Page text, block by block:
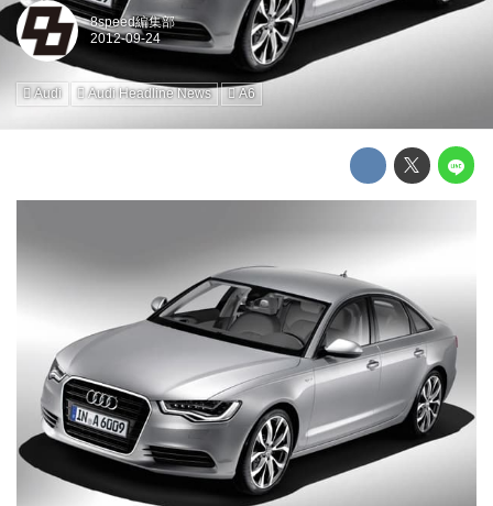
8speed編集部
Audi Audi Headline News A6